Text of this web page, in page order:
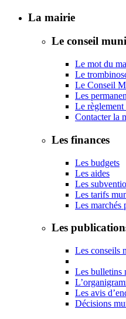
La mairie
Le conseil
Le mot du
Le
Le Conseil
Les
Le
Contacter la
Les finances
Les budgets
Les aides
Les
Les tarifs
Les marchés
Les
Les conseils
Les bulletins
Les avis
Décisions